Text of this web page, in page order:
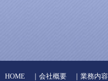
HOME 会社概要 業務内容